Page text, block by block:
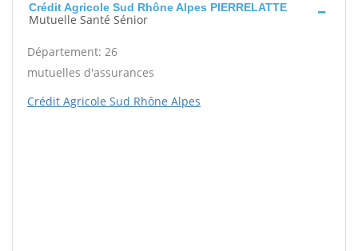
Crédit Agricole Sud Rhône Alpes PIERRELATTE
Mutuelle Santé Sénior
Département: 26
mutuelles d'assurances
Crédit Agricole Sud Rhône Alpes